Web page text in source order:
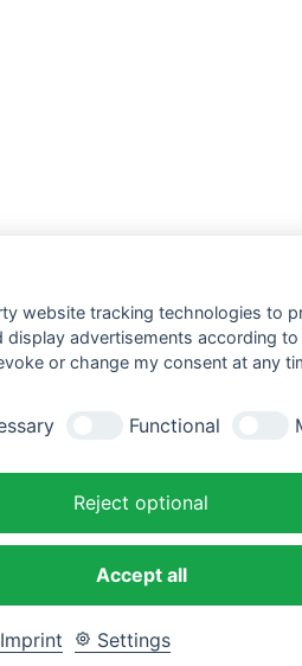
website tracking technologies to
display advertisements according
or change my consent at any
Functional
Reject optional
Accept all
Imprint Settings